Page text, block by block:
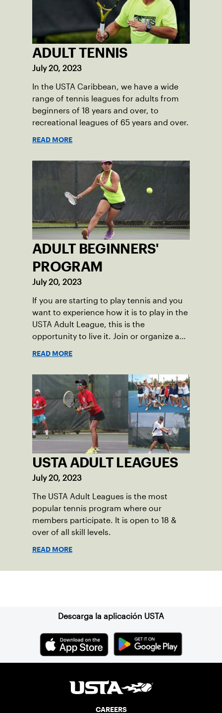
ADULT TENNIS
July 20, 2023
In the USTA Caribbean, we have a wide
range of tennis leagues for adults from
beginners of 18 years and over, to
recreational leagues of 65 years and over.
READ MORE
ADULT BEGINNERS'
PROGRAM
July 20, 2023
If you are starting to play tennis and you
want to experience how it is to play in the
USTA Adult League, this is the
opportunity to live it. Join or organize a
READ MORE
USTA ADULT LEAGUES
July 20, 2023
The USTA Adult Leagues is the most
popular tennis program where our
members participate. It is open to 18 &
over of all skill levels.
READ MORE
Descarga la aplicación USTA
CAREERS